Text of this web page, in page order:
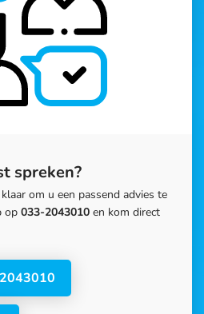
spreken?
om u een passend advies te
op 033-2043010 en kom direct